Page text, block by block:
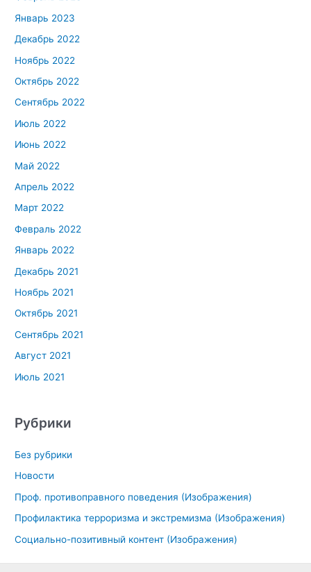
Январь 2023
Декабрь 2022
Ноябрь 2022
Октябрь 2022
Сентябрь 2022
Июль 2022
Июнь 2022
Май 2022
Апрель 2022
Март 2022
Февраль 2022
Январь 2022
Декабрь 2021
Ноябрь 2021
Октябрь 2021
Сентябрь 2021
Август 2021
Июль 2021
Рубрики
Без рубрики
Новости
Проф. противоправного поведения (Изображения)
Профилактика терроризма и экстремизма (Изображения)
Социально-позитивный контент (Изображения)